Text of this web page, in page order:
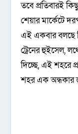
তবে প্রতিবারই
শেয়ার মার্কেটে
এই একবার বলছে
ট্রেনের হুইসেল,
দিচ্ছে, এই শহরে
শহর এক অন্ধকার